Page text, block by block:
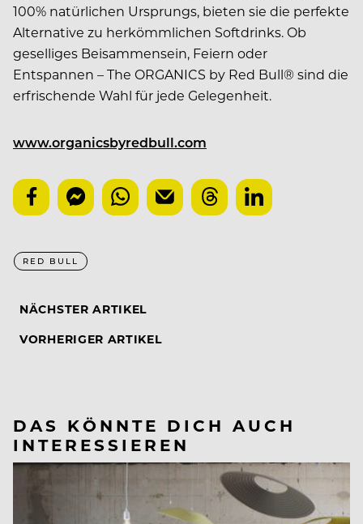
100% natürlichen Ursprungs, bieten sie die perfekte
Alternative zu herkömmlichen Softdrinks. Ob
geselliges Beisammensein, Feiern oder
Entspannen – The ORGANICS by Red Bull® sind die
erfrischende Wahl für jede Gelegenheit.
www.organicsbyredbull.com
RED BULL
NÄCHSTER ARTIKEL
VORHERIGER ARTIKEL
DAS KÖNNTE DICH AUCH
INTERESSIEREN